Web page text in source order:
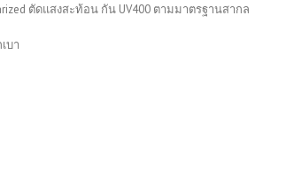
ตัดแสงสะท้อน กัน UV400 ตามมาตรฐานสากล
บา